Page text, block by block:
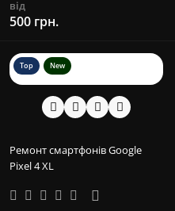
від
500 грн.
Top New
Ремонт смартфонів Google
Pixel 4 XL